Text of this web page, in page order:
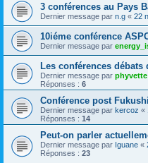
3 conférences au Pays
Dernier message par n.g « 22
10iéme conférence
Dernier message par
Les conférences
Dernier message par phyvette
Réponses : 6
Conférence post
Dernier message par kercoz «
Réponses : 14
Peut-on parler
Dernier message par Iguane «
Réponses : 23